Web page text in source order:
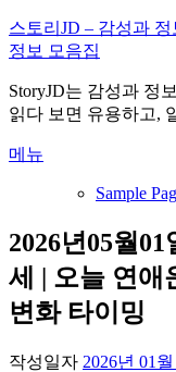
내
용
로
바
가
스토리JD – 감성과
정보 모음집
StoryJD는 감성과 정
읽다 보면 유용하고,
메뉴
Sample
2026년05월
세 | 오늘 연애
변화 타이밍
작성일자 2026년 01